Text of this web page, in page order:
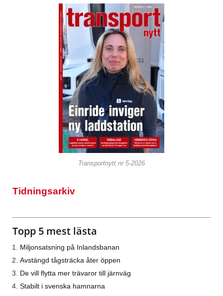
Transportnytt nr 5-2026
Tidningsarkiv
Topp 5 mest lästa
Miljonsatsning på Inlandsbanan
Avstängd tågsträcka åter öppen
De vill flytta mer trävaror till järnväg
Stabilt i svenska hamnarna